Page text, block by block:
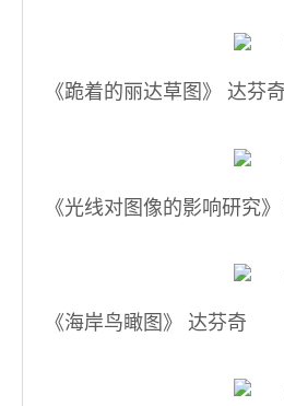
《跪着的丽达草图》 达芬奇
《光线对图像的影响研究
《海岸鸟瞰图》 达芬奇